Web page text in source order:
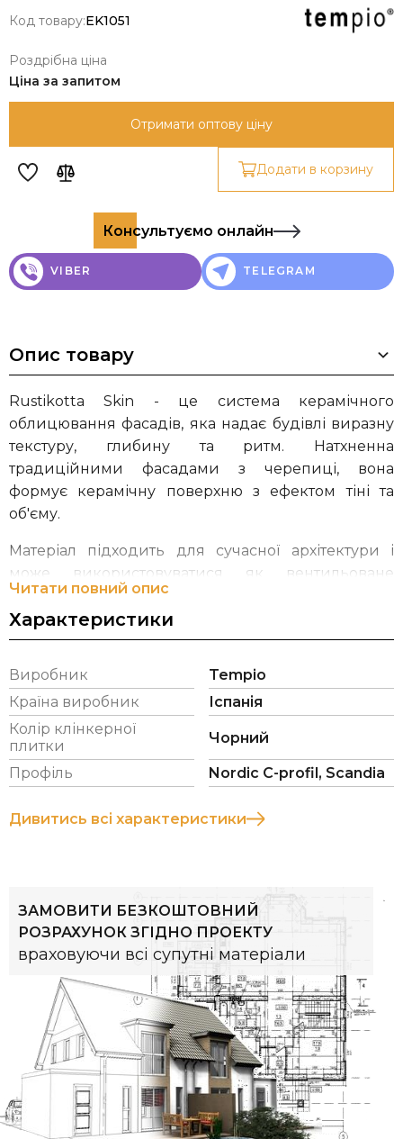
Код товару:EK1051
Роздрібна ціна
Ціна за запитом
Отримати оптову ціну
Додати в корзину
Консультуємо онлайн
VIBER TELEGRAM
Опис товару
Rustikotta Skin - це система керамічного
облицювання фасадів, яка надає будівлі виразну
текстуру, глибину та ритм. Натхненна
традиційними фасадами з черепиці, вона
формує керамічну поверхню з ефектом тіні та
об'єму.
Матеріал підходить для сучасної архітектури і
може використовуватися як вентильоване
фасадне облицювання або як система прямого
монтажу на фасад, що дозволяє адаптувати
рішення під різні типи будівель та конструктивні
Система Rustikotta Skin представлена ​​у двох
формах: Classic та Prime, що дає більше
можливостей при виборі зовнішнього вигляду
фасаду.
Tempio — європейський виробник фасадних
матеріалів, що спеціалізується на інноваційних
клінкерних рішеннях для сучасної архітектури.
Компанія поєднує естетику традиційної цегли з
сучасними технологіями, створюючи матеріали,
які відповідають вимогам архітекторів,
девелоперів і забудовників. Продукція Tempio
відзначається стабільною якістю, точною
геометрією та зручністю монтажу.
Читати повний опис
Характеристики
Виробник
Tempio
Країна виробник
Іспанія
Колір клінкерної
плитки
Чорний
Профіль Nordic C-profil, Scandia
Дивитись всі характеристики
ЗАМОВИТИ БЕЗКОШТОВНИЙ
РОЗРАХУНОК ЗГІДНО ПРОЕКТУ
враховуючи всі супутні матеріали